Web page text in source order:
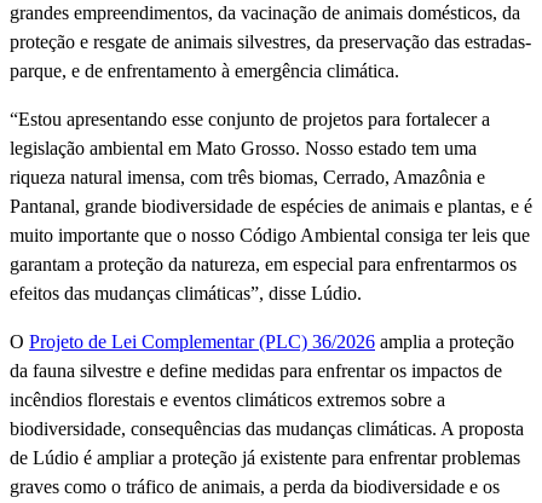
grandes empreendimentos, da vacinação de animais domésticos, da
proteção e resgate de animais silvestres, da preservação das estradas-
parque, e de enfrentamento à emergência climática.
“Estou apresentando esse conjunto de projetos para fortalecer a
legislação ambiental em Mato Grosso. Nosso estado tem uma
riqueza natural imensa, com três biomas, Cerrado, Amazônia e
Pantanal, grande biodiversidade de espécies de animais e plantas, e é
muito importante que o nosso Código Ambiental consiga ter leis que
garantam a proteção da natureza, em especial para enfrentarmos os
efeitos das mudanças climáticas”, disse Lúdio.
O Projeto de Lei Complementar (PLC) 36/2026 amplia a proteção
da fauna silvestre e define medidas para enfrentar os impactos de
incêndios florestais e eventos climáticos extremos sobre a
biodiversidade, consequências das mudanças climáticas. A proposta
de Lúdio é ampliar a proteção já existente para enfrentar problemas
graves como o tráfico de animais, a perda da biodiversidade e os